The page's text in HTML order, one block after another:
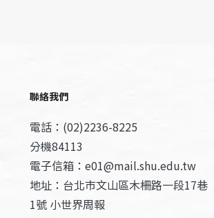
聯絡我們
電話：(02)2236-8225
分機84113
電子信箱：e01@mail.shu.edu.tw
地址：台北市文山區木柵路一段17巷
1號 小世界周報